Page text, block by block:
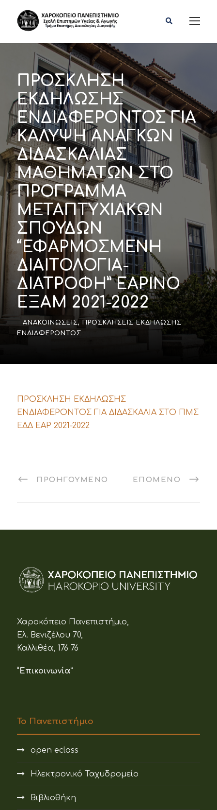
ΠΡΟΣΚΛΗΣΗ
ΕΚΔΗΛΩΣΗΣ
ΕΝΔΙΑΦΕΡΟΝΤΟΣ ΓΙΑ
ΚΑΛΥΨΗ ΑΝΑΓΚΩΝ
ΔΙΔΑΣΚΑΛΙΑΣ
ΜΑΘΗΜΑΤΩΝ ΣΤΟ
ΠΡΟΓΡΑΜΜΑ
ΜΕΤΑΠΤΥΧΙΑΚΩΝ
ΣΠΟΥΔΩΝ
“ΕΦΑΡΜΟΣΜΕΝΗ
ΔΙΑΙΤΟΛΟΓΙΑ-
ΔΙΑΤΡΟΦΗ” ΕΑΡΙΝΟ
ΕΞΑΜ 2021-2022
ΑΝΑΚΟΙΝΏΣΕΙΣ,
ΠΡΟΣΚΛΉΣΕΙΣ ΕΚΔΉΛΩΣΗΣ
ΕΝΔΙΑΦΈΡΟΝΤΟΣ
ΠΡΟΣΚΛΗΣΗ ΕΚΔΗΛΩΣΗΣ
ΕΝΔΙΑΦΕΡΟΝΤΟΣ ΓΙΑ ΔΙΔΑΣΚΑΛΙΑ ΣΤΟ ΠΜΣ
ΕΔΔ ΕΑΡ 2021-2022
ΠΡΟΗΓΟΎΜΕΝΟ ΕΠΌΜΕΝΟ
Χαροκόπειο Πανεπιστήμιο,
Ελ. Βενιζέλου 70,
Καλλιθέα, 176 76
“Επικοινωνία”
Το Πανεπιστήμιο
open eclass
Ηλεκτρονικό Ταχυδρομείο
Βιβλιοθήκη